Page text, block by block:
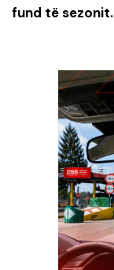
fund të sezonit.